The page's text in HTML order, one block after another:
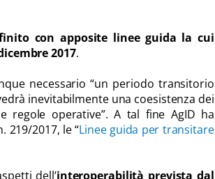
con apposite linee guida la cui
2017.
necessario “un periodo transitorio
inevitabilmente una coesistenza dei
regole operative”. A tal fine AgID ha
219/2017, le “Linee guida per transitare
dell’interoperabilità prevista dal